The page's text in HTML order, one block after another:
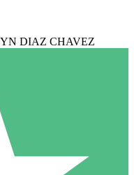
DIAZ CHAVEZ